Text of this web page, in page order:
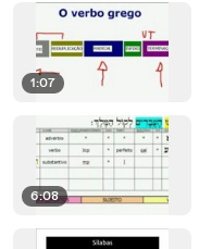
1:07
6:08